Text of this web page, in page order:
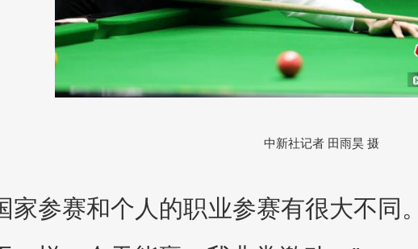
中新社记者 田雨昊 摄
家参赛和个人的职业参赛有很大不同